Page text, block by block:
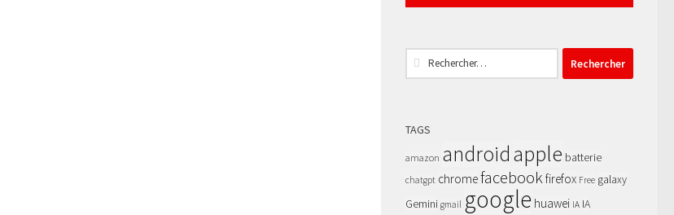
Rechercher :
TAGS
amazon androidapple batterie
chatgpt chromefacebookfirefox Free galaxy
Gemini gmail google huawei IA IA